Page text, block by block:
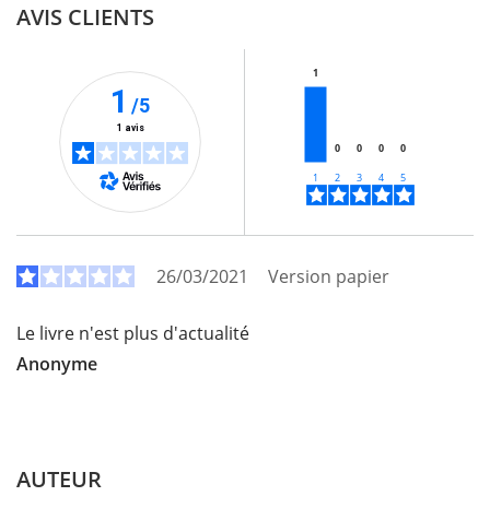
AVIS CLIENTS
1 /5
1 avis
1
0 0 0 0
26/03/2021 Version papier
Le livre n'est plus d'actualité
Anonyme
AUTEUR